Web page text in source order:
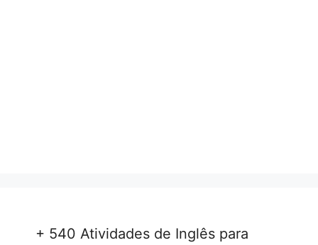
+ 540 Atividades de Inglês para